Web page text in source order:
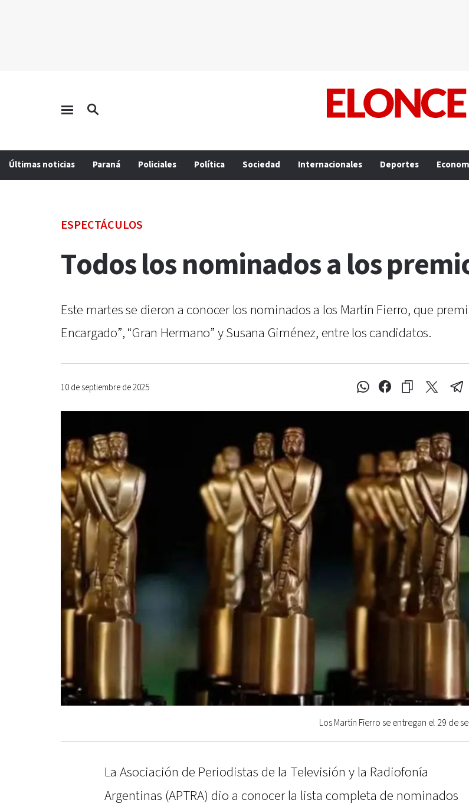
Últimas noticias Paraná Policiales Política Sociedad Internacionales Deportes
ESPECTÁCULOS
Todos los nominados a los
Este martes se dieron a conocer los nominados a los Martín Fierro, que
Encargado”, “Gran Hermano” y Susana Giménez, entre los candidatos.
10 de septiembre de 2025
Los Martín Fierro se entregan el 29 de
La Asociación de Periodistas de la Televisión y la Radiofonía
Argentinas (APTRA) dio a conocer la lista completa de nominados